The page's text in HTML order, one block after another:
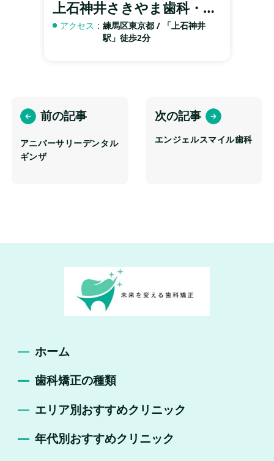
上石神井さきやま歯科・矯正歯科クリニック
アクセス
練馬区東京都 / 「上石神井
駅」徒歩2分
前の記事
アニバーサリーデンタル
ギンザ
次の記事
エンジェルスマイル歯科
ホーム
歯科矯正の種類
エリア別おすすめクリニック
年代別おすすめクリニック